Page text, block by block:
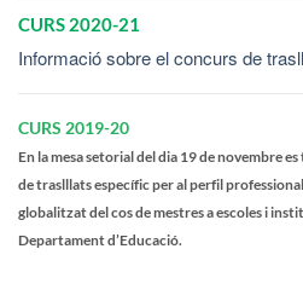
CURS 2020-21
Informació sobre el concurs de
CURS 2019-20
En la mesa setorial del dia 19 de novembre
de traslllats específic per al perfil
globalitzat del cos de mestres a escoles i
Departament d’Educació.